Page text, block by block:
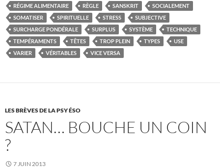
RÉGIME ALIMENTAIRE
RÈGLE SANSKRIT
SOCIALEMENT
SOMATISER
SPIRITUELLE STRESS
SUBJECTIVE
SURCHARGE PONDÉRALE
SURPLUS SYSTÈME
TECHNIQUE
TEMPÉRAMENTS
TÊTES TROP PLEIN TYPES
USE
VARIER
VÉRITABLES VICE VERSA
LES BRÈVES DE LA PSY ÉSO
SATAN… BOUCHE UN COIN
?
7 JUIN 2013